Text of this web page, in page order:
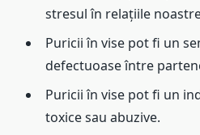
stresul în relațiile
Puricii în vise pot fi un
defectuoase între
Puricii în vise pot fi un
toxice sau abuzive.